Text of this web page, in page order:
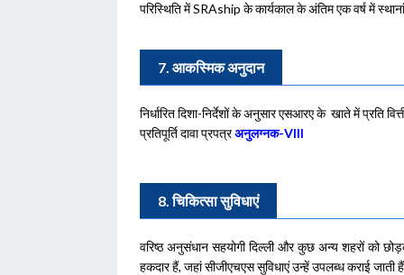
परिस्थिति में SRAship के कार्यकाल के अंतिम एक वर्ष में
7. आकस्मिक अनुदान
निर्धारित दिशा-निर्देशों के अनुसार एसआरएके खाते में प्रति
प्रतिपूर्ति दावा प्रपत्रअनुलग्नक-VIII
8. चिकित्सा सुविधाएं
वरिष्ठ अनुसंधान सहयोगी दिल्ली और कुछ अन्य शहरों को
हकदार हैं, जहां सीजीएचएस सुविधाएं उन्हें उपलब्ध कराई जाती हैं